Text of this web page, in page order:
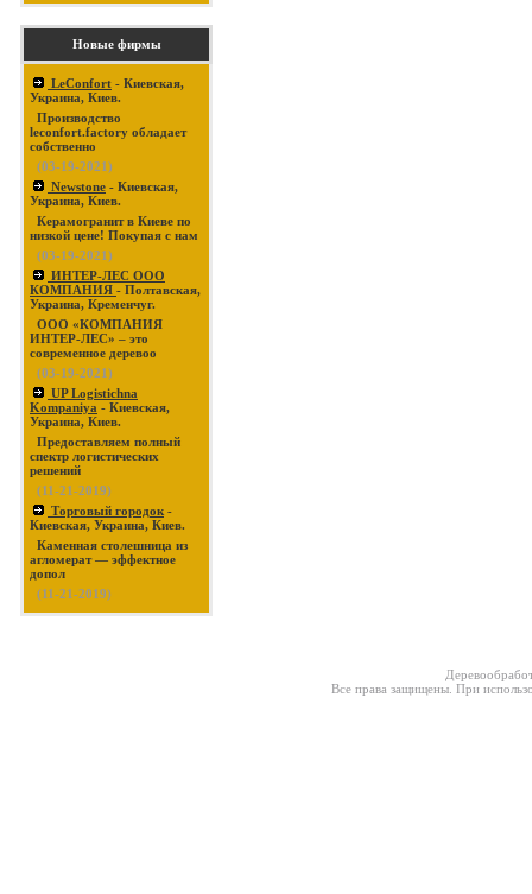
Новые фирмы
LeConfort - Киевская,
Украина, Киев.
Производство
leconfort.factory обладает
собственно
(03-19-2021)
Newstone - Киевская,
Украина, Киев.
Керамогранит в Киеве по
низкой цене! Покупая с нам
(03-19-2021)
ИНТЕР-ЛЕС ООО
КОМПАНИЯ - Полтавская,
Украина, Кременчуг.
ООО «КОМПАНИЯ
ИНТЕР-ЛЕС» – это
современное деревоо
(03-19-2021)
UP Logistichna
Kompaniya - Киевская,
Украина, Киев.
Предоставляем полный
спектр логистических
решений
(11-21-2019)
Торговый городок -
Киевская, Украина, Киев.
Каменная столешница из
агломерат — эффектное
допол
(11-21-2019)
Все права защищены. При